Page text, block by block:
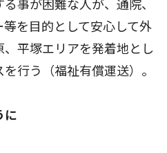
事が困難な人が、通院、
を目的として安心して外
平塚エリアを発着地とし
行う（福祉有償運送）。
に